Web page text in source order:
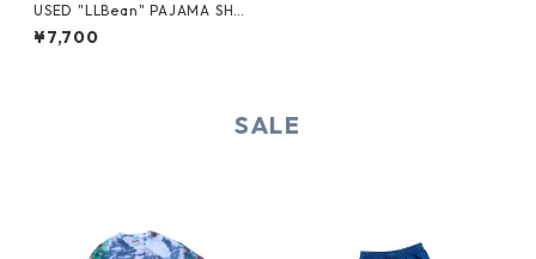
USED "LLBean" PAJAMA SHI
RT
¥7,700
SALE